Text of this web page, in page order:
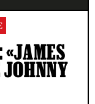
«JAMES
JOHNNY